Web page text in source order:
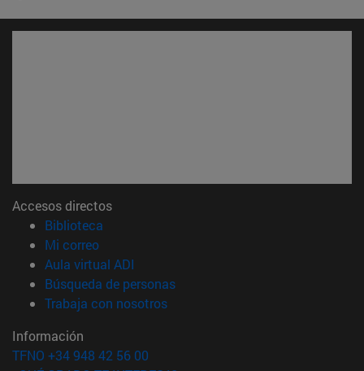
Accesos directos
Biblioteca
Mi correo(abre en nueva ventana)
Aula virtual ADI
Búsqueda de personas(abre en nueva ventana)
Trabaja con nosotros(abre en nueva ventana)
Información
TFNO +34 948 42 56 00